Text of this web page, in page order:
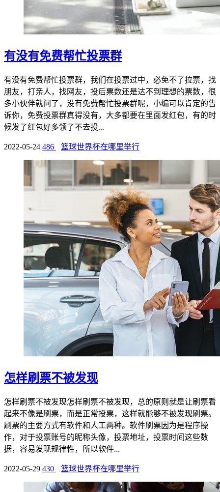
有没有免费帮忙投票群
有没有免费帮忙投票群，我们在投票过中，必免不了拉票，找
朋友，打亲人，找网友，投后票数还是达不到理想的票数，很
多小伙伴就问了，没有免费帮忙投票群呢，小编可以肯定的告
诉你，免费投票群真得没有，大多都要在里面发红包，有的时
候发了红包好多领了不去投...
2022-05-24 486 篮球世界杯在哪里举行
怎样刷票不被发现
怎样刷票不被发现怎样刷票不被发现，总的原则就是让刷票看
起来不像是刷票，而是正常投票，这样就能够不被发现刷票。
刷票的主要方式有软件和人工两种。软件刷票因为是程序操
作，对于投票账号的昵称头像，投票地址，投票时间这些数
据，容易发现规律性，所以软件...
2022-05-29 430 篮球世界杯在哪里举行